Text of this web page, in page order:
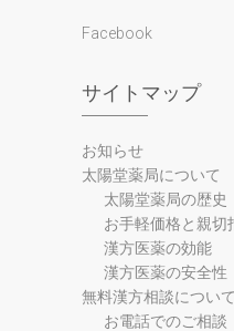
Facebook
サイトマップ
お知らせ
太陽堂薬局について
太陽堂薬局の歴史
お手軽価格と親切
漢方医薬の効能
漢方医薬の安全性
無料漢方相談について
お電話でのご相談